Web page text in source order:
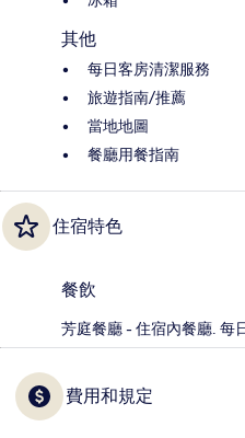
其他
每日客房清潔服務
旅遊指南/推薦
當地地圖
餐廳用餐指南
住宿特色
餐飲
芳庭餐廳 - 住宿內餐廳. 每
費用和規定